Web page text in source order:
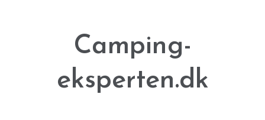
Camping-
eksperten.dk